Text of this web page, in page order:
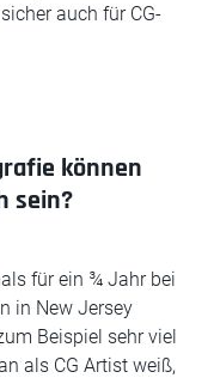
auch für CG-
können
sein?
für ein ¾ Jahr bei
in New Jersey
Beispiel sehr viel
als CG Artist weiß,